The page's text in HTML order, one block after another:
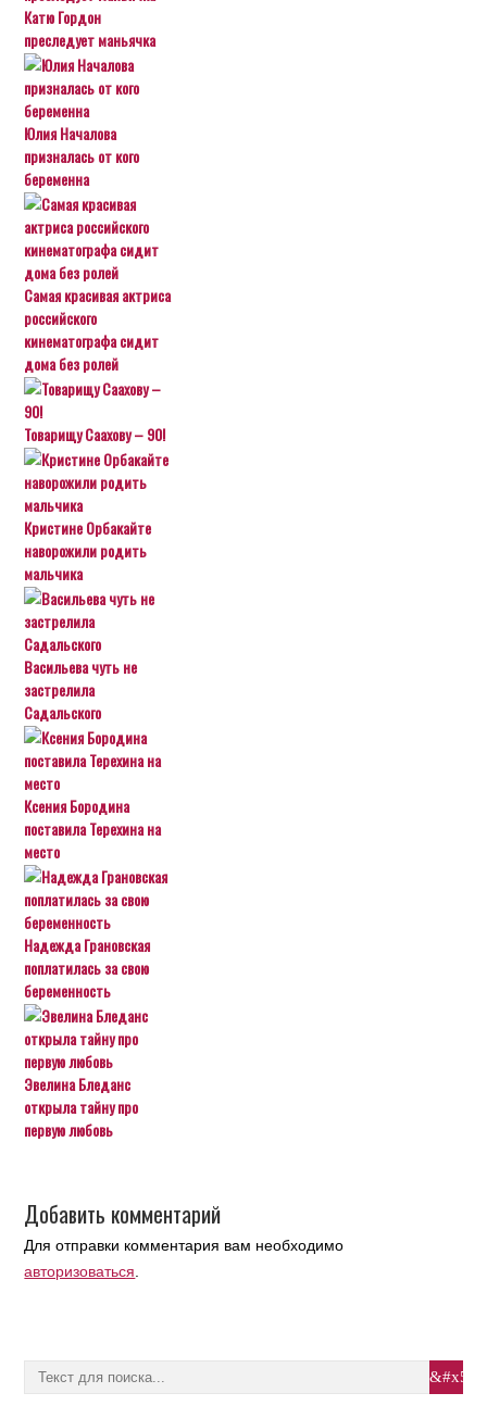
Катю Гордон
преследует маньячка
Юлия Началова
призналась от кого
беременна
Самая красивая актриса
российского
кинематографа сидит
дома без ролей
Товарищу Саахову – 90!
Кристине Орбакайте
наворожили родить
мальчика
Васильева чуть не
застрелила
Садальского
Ксения Бородина
поставила Терехина на
место
Надежда Грановская
поплатилась за свою
беременность
Эвелина Бледанс
открыла тайну про
первую любовь
Добавить комментарий
Для отправки комментария вам необходимо
авторизоваться